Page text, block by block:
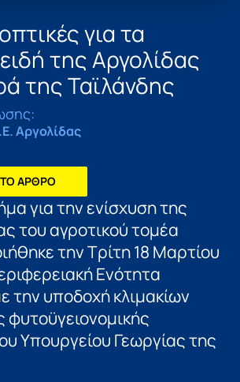
για τα
της Αργολίδας
της Ταϊλάνδης
Αργολίδας
ΑΡΘΡΟ
για την ενίσχυση της
του αγροτικού τομέα
την Τρίτη 18 Μαρτίου
Ενότητα
την υποδοχή κλιμακίων
φυτοϋγειονομικής
Υπουργείου Γεωργίας της